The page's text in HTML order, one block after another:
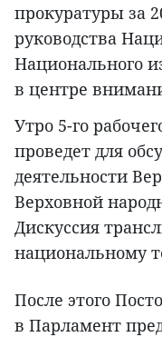
прокуратуры за
руководства
Национального
в центре
Утро 5-го
проведет для
деятельности
Верховной
Дискуссия
национальному
После этого
в Парламент